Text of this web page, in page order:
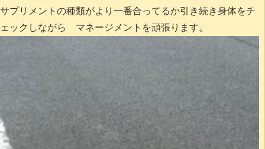
サプリメントの種類がより一番合ってるか引き続き身体をチ
ェックしながら マネージメントを頑張ります。